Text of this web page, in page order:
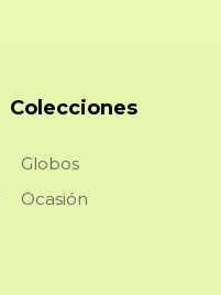
Colecciones
Globos
Ocasión